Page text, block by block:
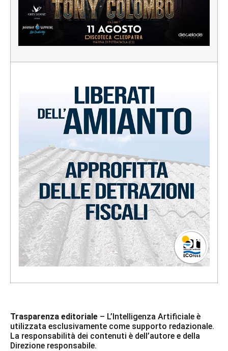
Trasparenza editoriale – L’Intelligenza Artificiale è
utilizzata esclusivamente come supporto redazionale.
La responsabilità dei contenuti è dell’autore e della
Direzione responsabile.